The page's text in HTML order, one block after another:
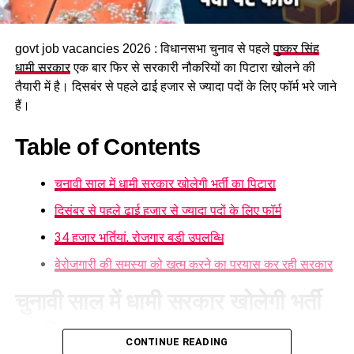
सरकार का उद्देश्य महिलाओं की उपलब्धियों
govt job vacancies 2026 : विधानसभा चुनाव से पहलेपुष्कर सिंह
धामी सरकारएक बार फिर से सरकारी नौकरियों का पिटारा खोलने की
तैयारी में है। दिसबंर से पहले ढाई हजार से ज्यादा पदों के लिए फॉर्म भरे जाने
हैं।
Table of Contents
चुनावी साल में धामी सरकार खोलेगी भर्ती का पिटारा
दिसंबर से पहले ढाई हजार से ज्यादा पदों के लिए फॉर्म
34 हजार भर्तियां, रोजगार बड़ी उपलब्धि
बेरोजगारी की समस्या को खत्म करने का प्रयास कर रही सरकार
का पिटारा
CONTINUE READING